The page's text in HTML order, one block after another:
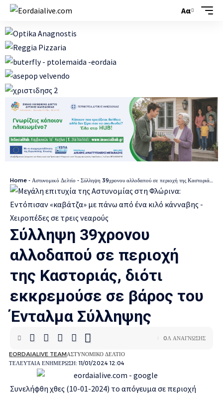
Αα
Home - Αστυνομικό Δελτίο - Σύλληψη 39χρονου αλλοδαπού σε περιοχή της Καστοριάς, διότι εκκρεμούσε σε βάρος του Ένταλμα Σύλληψης
Σύλληψη 39χρονου
αλλοδαπού σε περιοχή
της Καστοριάς, διότι
εκκρεμούσε σε βάρος του
Ένταλμα Σύλληψης
ΤΕΛΕΥΤΑΊΑ ΕΝΗΜΈΡΩΣΗ: 11/01/2024 12:04
EORDAIALIVE TEAMΑΣΤΥΝΟΜΙΚΌ ΔΕΛΤΊΟ
0Λ ΑΝΆΓΝΩΣΗΣ
Συνελήφθη χθες (10-01-2024) το απόγευμα σε περιοχή